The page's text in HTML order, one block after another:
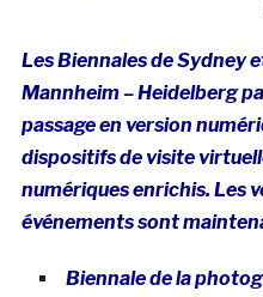
Les Biennales de Sydney
Mannheim – Heidelberg
passage en version
dispositifs de visite
numériques enrichis. Les
événements sont
Biennale de la